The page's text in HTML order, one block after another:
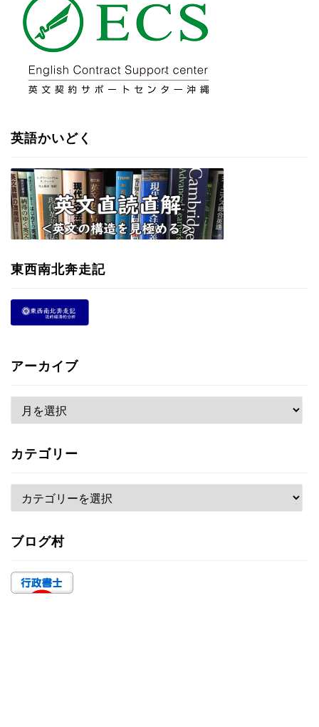
英語かいどく
東西南北奔走記
アーカイブ
ー
イ
カテゴリー
テ
リ
ブログ村